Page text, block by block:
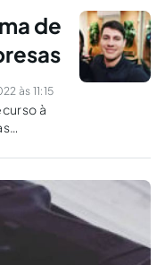
de
às 11:15
à
normas